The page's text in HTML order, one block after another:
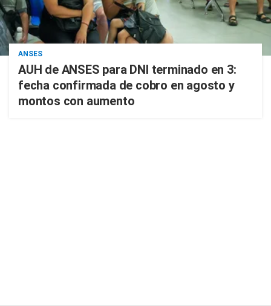
ANSES
AUH de ANSES para DNI terminado en 3:
fecha confirmada de cobro en agosto y
montos con aumento